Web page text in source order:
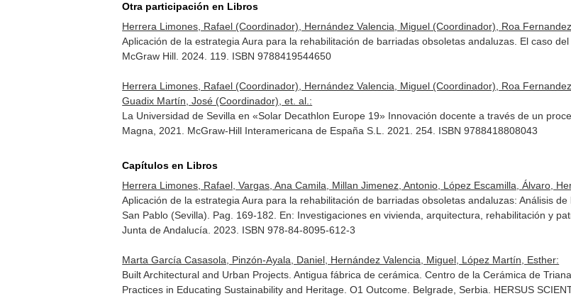
Otra participación en Libros
Herrera Limones, Rafael (Coordinador), Hernández Valencia, Miguel (Coordinador), Roa
Aplicación de la estrategia Aura para la rehabilitación de barriadas obsoletas andaluzas. El caso
McGraw Hill. 2024. 119. ISBN 9788419544650
Herrera Limones, Rafael (Coordinador), Hernández Valencia, Miguel (Coordinador), Roa
Guadix Martín, José (Coordinador), et. al.:
La Universidad de Sevilla en «Solar Decathlon Europe 19» Innovación docente a través de un
Magna, 2021. McGraw-Hill Interamericana de España S.L. 2021. 254. ISBN 9788418808043
Capítulos en Libros
Herrera Limones, Rafael, Vargas, Ana Camila, Millan Jimenez, Antonio, López Escamilla, Álvaro,
Aplicación de la estrategia Aura para la rehabilitación de barriadas obsoletas andaluzas: Análisis
San Pablo (Sevilla). Pag. 169-182. En: Investigaciones en vivienda, arquitectura, rehabilitación y
Junta de Andalucía. 2023. ISBN 978-84-8095-612-3
Marta García Casasola, Pinzón-Ayala, Daniel, Hernández Valencia, Miguel, López Martín, Esther:
Built Architectural and Urban Projects. Antigua fábrica de cerámica. Centro de la Cerámica de
Practices in Educating Sustainability and Heritage. O1 Outcome . Belgrade, Serbia. HERSUS